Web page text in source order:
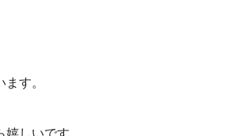
す。
しいです。